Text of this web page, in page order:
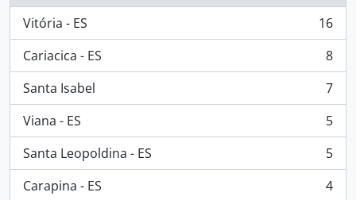
Vitória - ES
, 16 resultados
16
Cariacica - ES
, 8 resultados
8
Santa Isabel
, 7 resultados
7
Viana - ES
, 5 resultados
5
Santa Leopoldina - ES
, 5 resultados
5
Carapina - ES
, 4 resultados
4